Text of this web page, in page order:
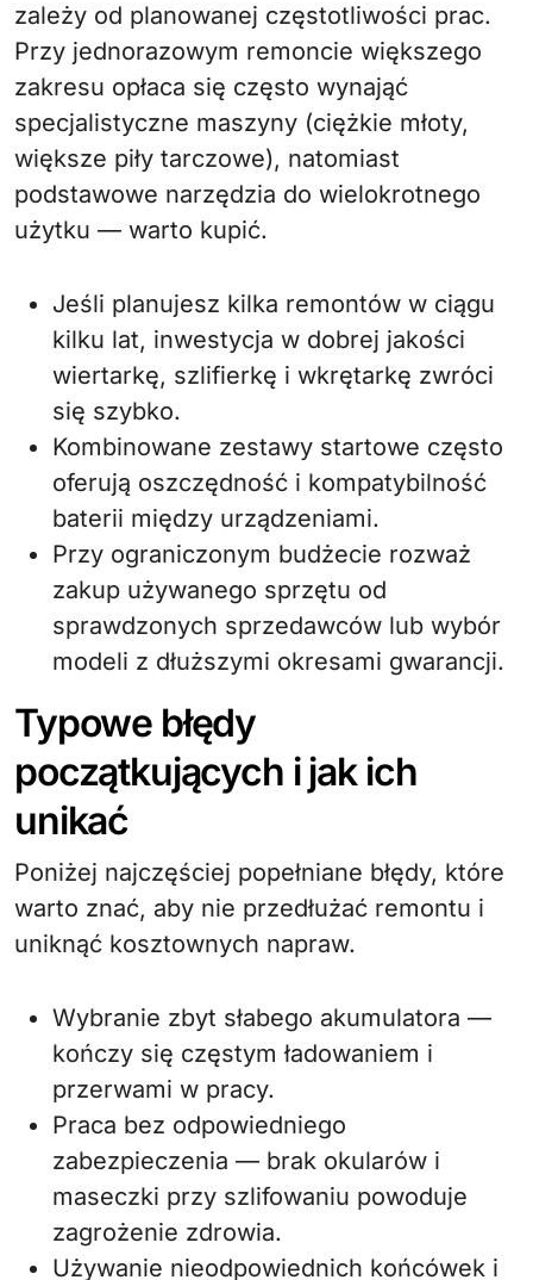
zależy od planowanej częstotliwości prac.
Przy jednorazowym remoncie większego
zakresu opłaca się często wynająć
specjalistyczne maszyny (ciężkie młoty,
większe piły tarczowe), natomiast
podstawowe narzędzia do wielokrotnego
użytku — warto kupić.
Jeśli planujesz kilka remontów w ciągu
kilku lat, inwestycja w dobrej jakości
wiertarkę, szlifierkę i wkrętarkę zwróci
się szybko.
Kombinowane zestawy startowe często
oferują oszczędność i kompatybilność
baterii między urządzeniami.
Przy ograniczonym budżecie rozważ
zakup używanego sprzętu od
sprawdzonych sprzedawców lub wybór
modeli z dłuższymi okresami gwarancji.
Typowe błędy
początkujących i jak ich
unikać
Poniżej najczęściej popełniane błędy, które
warto znać, aby nie przedłużać remontu i
uniknąć kosztownych napraw.
Wybranie zbyt słabego akumulatora —
kończy się częstym ładowaniem i
przerwami w pracy.
Praca bez odpowiedniego
zabezpieczenia — brak okularów i
maseczki przy szlifowaniu powoduje
zagrożenie zdrowia.
Używanie nieodpowiednich końcówek i